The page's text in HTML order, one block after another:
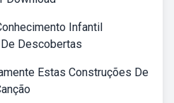
Infantil
Descobertas
Estas Construções De